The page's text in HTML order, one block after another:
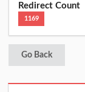
Redirect Count
1169
Go Back